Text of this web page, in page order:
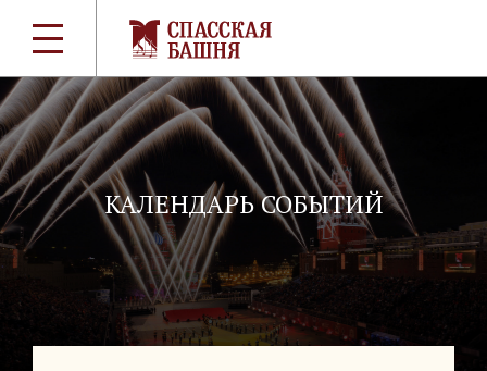
КАЛЕНДАРЬ СОБЫТИЙ